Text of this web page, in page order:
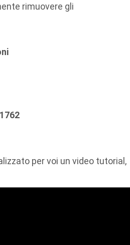
rimuovere gli
per voi un video tutorial,